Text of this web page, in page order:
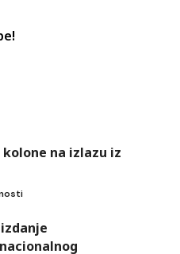
kolone na izlazu iz